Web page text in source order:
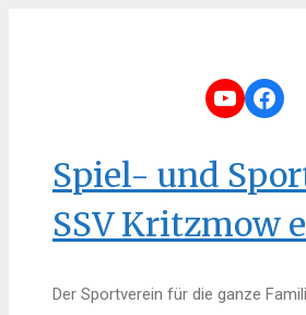
YouTube
Spiel- und
SSV Kritzmow
Der Sportverein für die ganze